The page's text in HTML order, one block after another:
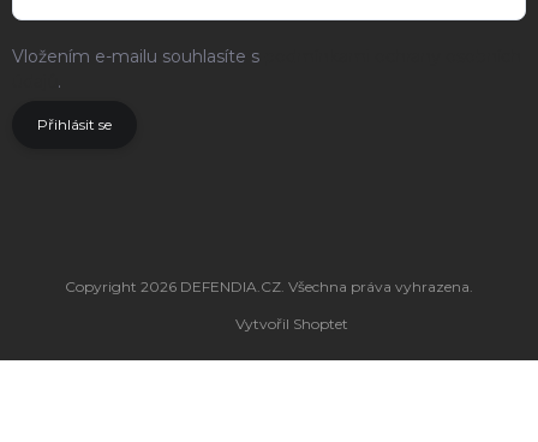
Vložením e-mailu souhlasíte s
.
Přihlásit se
Vytvořil Shoptet
Copyright 2026 DEFENDIA.CZ. Všechna práva vyhrazena.